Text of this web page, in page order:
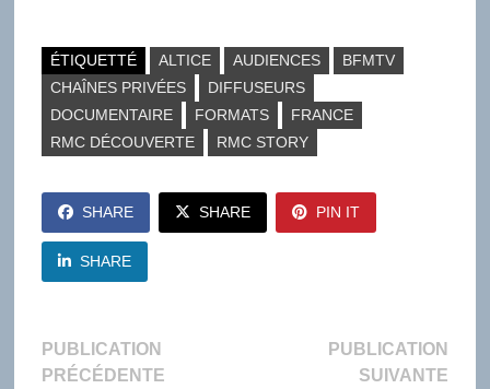
ÉTIQUETTÉ ALTICE AUDIENCES
BFMTV
CHAÎNES PRIVÉES
DIFFUSEURS
DOCUMENTAIRE
FORMATS
FRANCE
RMC DÉCOUVERTE
RMC STORY
SHARE SHARE PIN IT
SHARE
Navigation
PUBLICATION
PRÉCÉDENTEPublication
PUBLICATION
SUIVANTE